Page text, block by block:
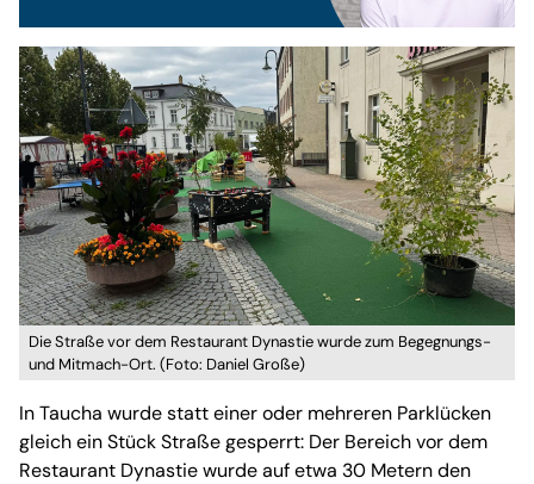
Die Straße vor dem Restaurant Dynastie wurde zum Begegnungs-
und Mitmach-Ort. (Foto: Daniel Große)
In Taucha wurde statt einer oder mehreren Parklücken
gleich ein Stück Straße gesperrt: Der Bereich vor dem
Restaurant Dynastie wurde auf etwa 30 Metern den